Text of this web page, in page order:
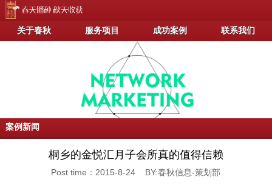
关于春秋 服务项目 成功案例 联系我们
案例新闻
桐乡的金悦汇月子会所真的值得信赖
Post time：2015-8-24 BY:春秋信息-策划部